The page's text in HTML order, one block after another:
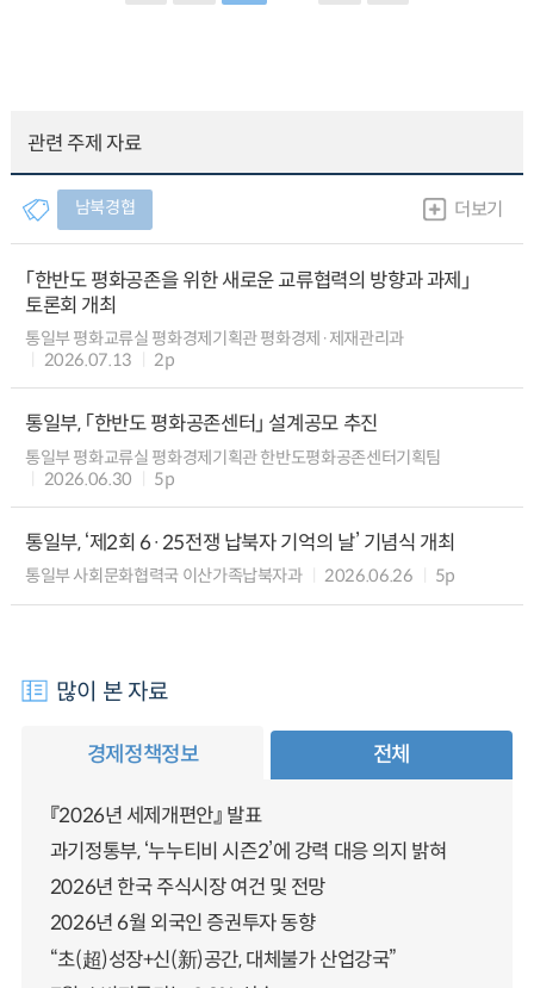
관련 주제 자료
남북경협 더보기
「한반도 평화공존을 위한 새로운 교류협력의 방향과 과제」
토론회 개최
통일부 평화교류실 평화경제기획관 평화경제·제재관리과
2026.07.13
2p
통일부, 「한반도 평화공존센터」 설계공모 추진
통일부 평화교류실 평화경제기획관 한반도평화공존센터기획팀
2026.06.30
5p
통일부, ‘제2회 6·25전쟁 납북자 기억의 날’ 기념식 개최
통일부 사회문화협력국 이산가족납북자과 2026.06.26 5p
많이 본 자료
경제정책정보 전체
『2026년 세제개편안』 발표
과기정통부, ‘누누티비 시즌2’에 강력 대응 의지 밝혀
2026년 한국 주식시장 여건 및 전망
2026년 6월 외국인 증권투자 동향
“초(超)성장+신(新)공간, 대체불가 산업강국”